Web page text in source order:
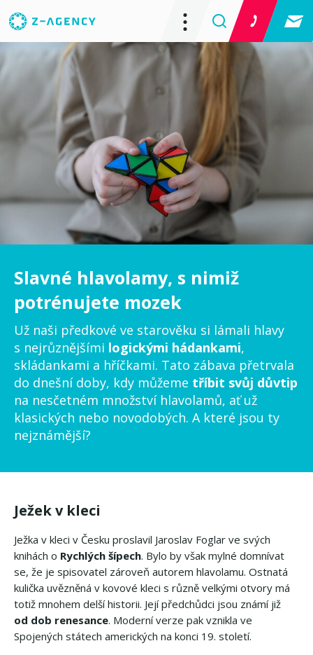
Slavné hlavolamy, s nimiž
potrénujete mozek
Už naši předkové ve starověku si lámali hlavy
s nejrůznějšími logickými hádankami,
skládankami a hříčkami. Tato zábava přetrvala
do dnešní doby, kdy můžeme tříbit svůj důvtip
na nesčetném množství hlavolamů, ať už
klasických nebo novodobých. A které jsou ty
nejznámější?
Ježek v kleci
Ježka v kleci v Česku proslavil Jaroslav Foglar ve svých
knihách o Rychlých šípech. Bylo by však mylné domnívat
se, že je spisovatel zároveň autorem hlavolamu. Ostnatá
kulička uvězněná v kovové kleci s různě velkými otvory má
totiž mnohem delší historii. Její předchůdci jsou známí již
od dob renesance. Moderní verze pak vznikla ve
Spojených státech amerických na konci 19. století.